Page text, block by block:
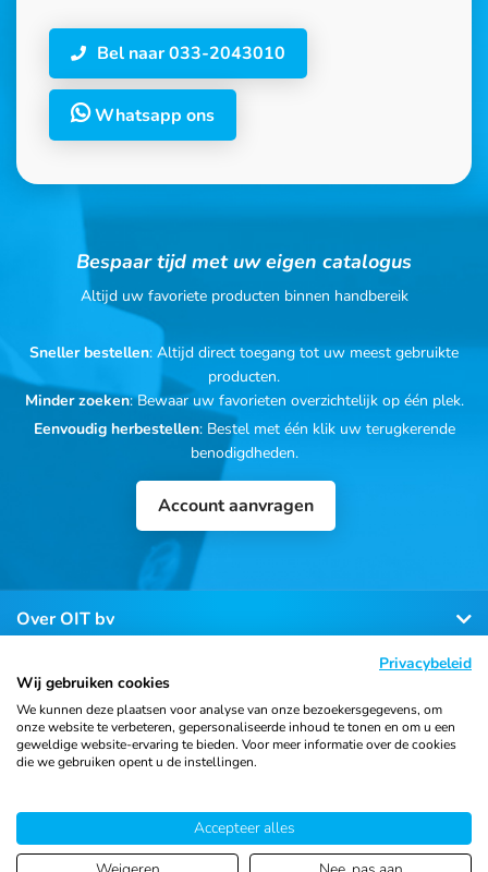
Bel naar 033-2043010
Whatsapp ons
Bespaar tijd met uw eigen catalogus
Altijd uw favoriete producten binnen handbereik
Sneller bestellen: Altijd direct toegang tot uw meest gebruikte
producten.
Minder zoeken: Bewaar uw favorieten overzichtelijk op één plek.
Eenvoudig herbestellen: Bestel met één klik uw terugkerende
benodigdheden.
Account aanvragen
Over OIT bv
Klantenservice
Contact
& Trading B.V.
Algemene voorwaarden
verklaring
Cookiebeleid Sitemap
Privacybeleid
Wij gebruiken cookies
We kunnen deze plaatsen voor analyse van onze bezoekersgegevens, om
onze website te verbeteren, gepersonaliseerde inhoud te tonen en om u een
geweldige website-ervaring te bieden. Voor meer informatie over de cookies
die we gebruiken opent u de instellingen.
Accepteer alles